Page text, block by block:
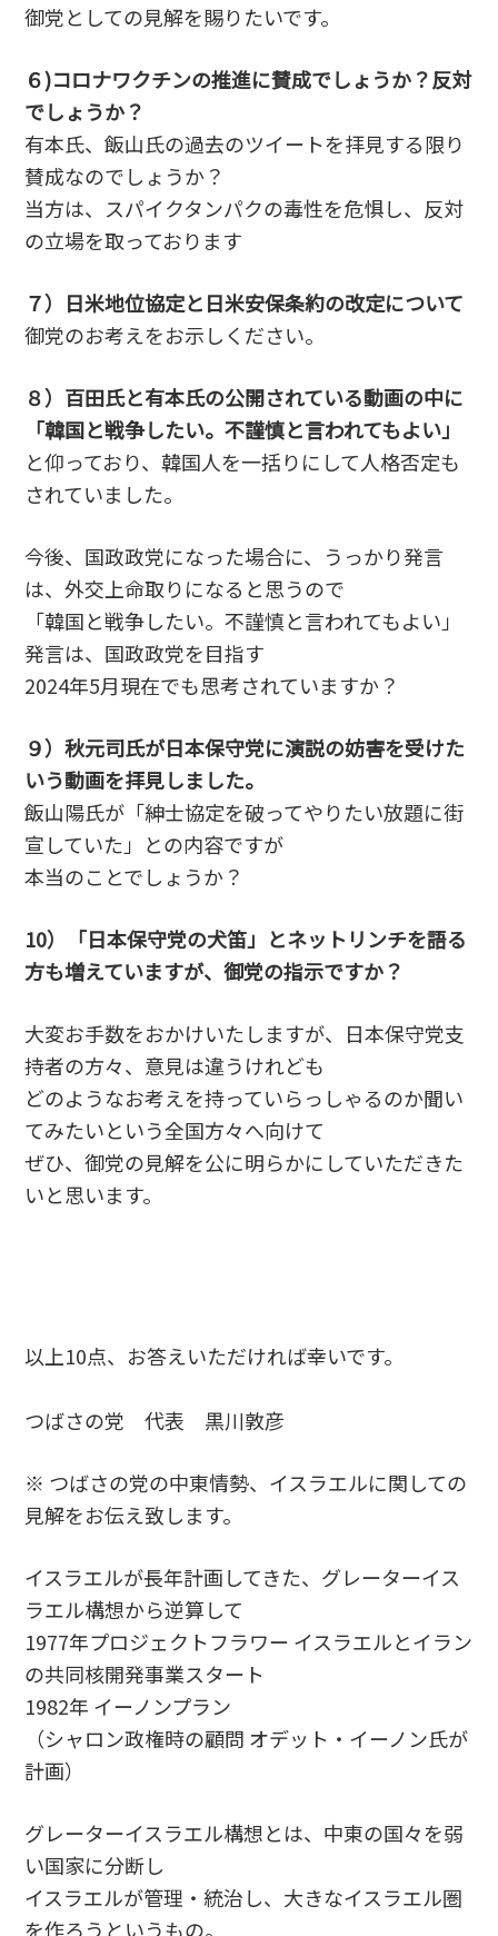
御党としての見解を賜りたいです。
６)コロナワクチンの推進に賛成でしょうか？反対
でしょうか？
有本氏、飯山氏の過去のツイートを拝見する限り
賛成なのでしょうか？
当方は、スパイクタンパクの毒性を危惧し、反対
の立場を取っております
７）日米地位協定と日米安保条約の改定について
御党のお考えをお示しください。
８）百田氏と有本氏の公開されている動画の中に
「韓国と戦争したい。不謹慎と言われてもよい」
と仰っており、韓国人を一括りにして人格否定も
されていました。
今後、国政政党になった場合に、うっかり発言
は、外交上命取りになると思うので
「韓国と戦争したい。不謹慎と言われてもよい」
発言は、国政政党を目指す
2024年5月現在でも思考されていますか？
９）秋元司氏が日本保守党に演説の妨害を受けた
いう動画を拝見しました。
飯山陽氏が「紳士協定を破ってやりたい放題に街
宣していた」との内容ですが
本当のことでしょうか？
10）「日本保守党の犬笛」とネットリンチを語る
方も増えていますが、御党の指示ですか？
大変お手数をおかけいたしますが、日本保守党支
持者の方々、意見は違うけれども
どのようなお考えを持っていらっしゃるのか聞い
てみたいという全国方々へ向けて
ぜひ、御党の見解を公に明らかにしていただきた
いと思います。
以上10点、お答えいただければ幸いです。
つばさの党 代表 黒川敦彦
※ つばさの党の中東情勢、イスラエルに関しての
見解をお伝え致します。
イスラエルが長年計画してきた、グレーターイス
ラエル構想から逆算して
1977年プロジェクトフラワー イスラエルとイラン
の共同核開発事業スタート
1982年 イーノンプラン
（シャロン政権時の顧問 オデット・イーノン氏が
計画）
グレーターイスラエル構想とは、中東の国々を弱
い国家に分断し
イスラエルが管理・統治し、大きなイスラエル圏
を作ろうというもの。